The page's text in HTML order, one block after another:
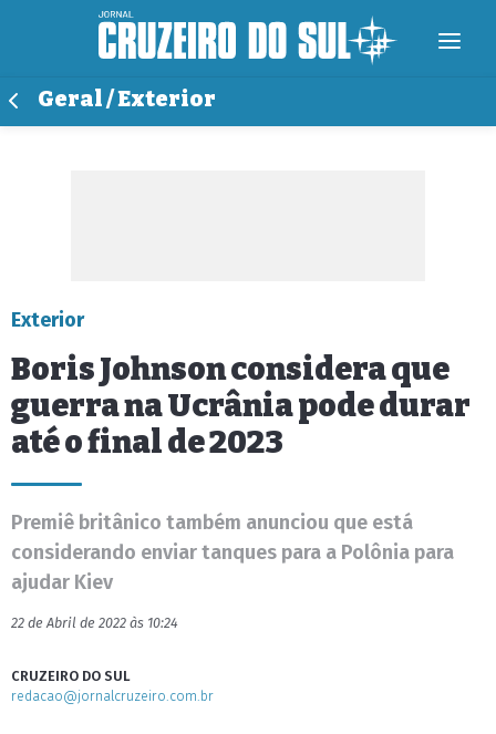
Geral / Exterior
Exterior
Boris Johnson considera que
guerra na Ucrânia pode durar
até o final de 2023
Premiê britânico também anunciou que está
considerando enviar tanques para a Polônia para
ajudar Kiev
22 de Abril de 2022 às 10:24
CRUZEIRO DO SUL
redacao@jornalcruzeiro.com.br